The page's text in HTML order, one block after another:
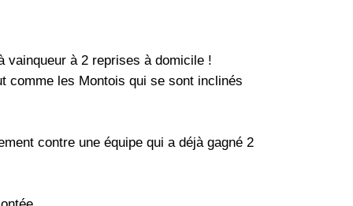
vainqueur à 2 reprises à domicile !
comme les Montois qui se sont inclinés
contre une équipe qui a déjà gagné 2